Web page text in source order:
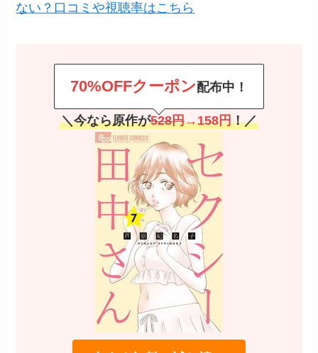
ない？口コミや視聴率はこちら
70%OFFクーポン配布中！
＼今なら原作が528円→158円！／